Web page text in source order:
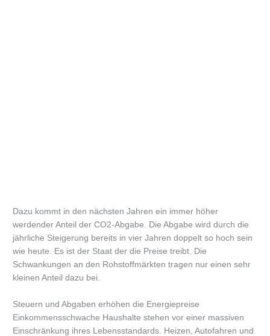
Dazu kommt in den nächsten Jahren ein immer höher
werdender Anteil der CO2-Abgabe. Die Abgabe wird durch die
jährliche Steigerung bereits in vier Jahren doppelt so hoch sein
wie heute. Es ist der Staat der die Preise treibt. Die
Schwankungen an den Rohstoffmärkten tragen nur einen sehr
kleinen Anteil dazu bei.
Steuern und Abgaben erhöhen die Energiepreise
Einkommensschwache Haushalte stehen vor einer massiven
Einschränkung ihres Lebensstandards. Heizen, Autofahren und